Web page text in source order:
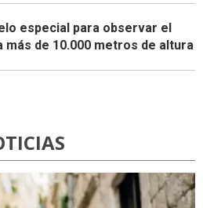
especial para observar el
más de 10.000 metros de altura